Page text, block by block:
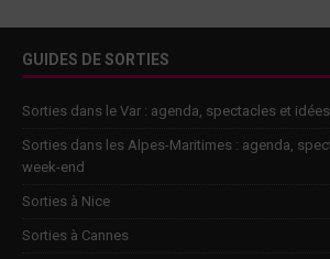
GUIDES DE SORTIES
Sorties dans le Var : agenda, spectacles et
Sorties dans les Alpes-Maritimes : agenda,
week-end
Sorties à Nice
Sorties à Cannes